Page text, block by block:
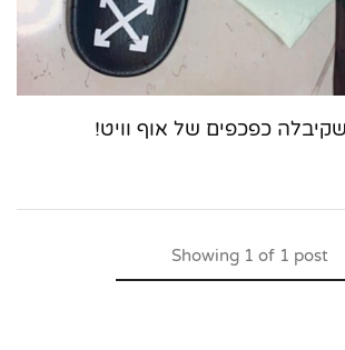
כפכפים של אוף וויט!
Showing1 of 1 post